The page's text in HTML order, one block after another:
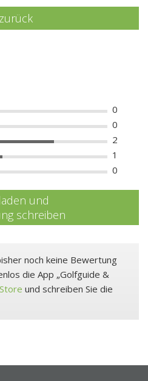
0
0
2
1
0
und
schreiben
noch keine Bewertung
die App „Golfguide &
und schreiben Sie die